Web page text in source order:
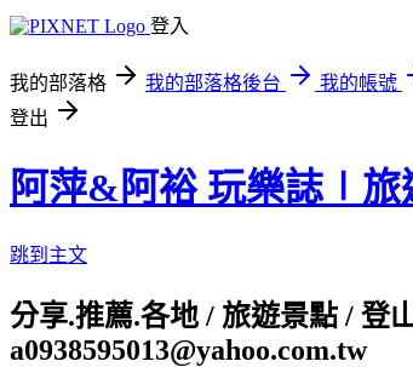
登入
我的部落格 我的部落格後台
我的帳號
登出
阿萍&阿裕 玩樂誌∣
跳到主文
分享.推薦.各地 / 旅遊景點 / 登
a0938595013@yahoo.com.tw